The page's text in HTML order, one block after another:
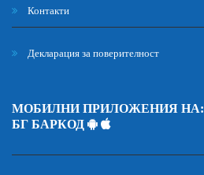
Контакти
Декларация за поверителност
МОБИЛНИ ПРИЛОЖЕНИЯ НА:
БГ БАРКОД